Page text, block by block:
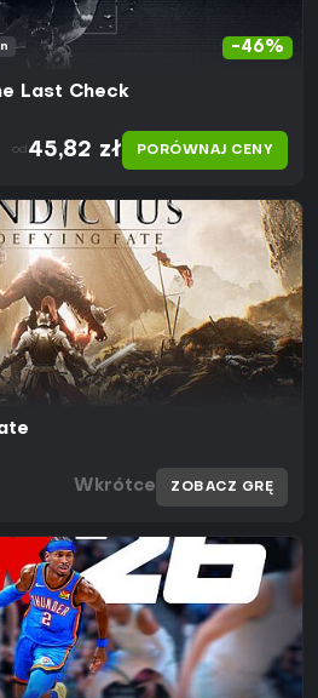
-46%
Last Check
od 45,82 zł PORÓWNAJ CENY
Wkrótce ZOBACZ GRĘ